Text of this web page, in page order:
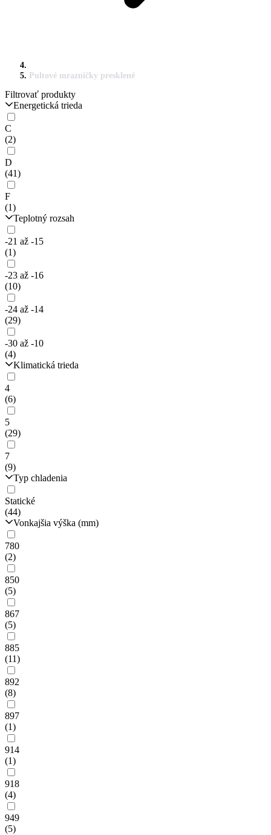
Pultové mrazničky presklené
Filtrovať produkty
Energetická trieda
C
(2)
D
(41)
F
(1)
Teplotný rozsah
-21 až -15
(1)
-23 až -16
(10)
-24 až -14
(29)
-30 až -10
(4)
Klimatická trieda
4
(6)
5
(29)
7
(9)
Typ chladenia
Statické
(44)
Vonkajšia výška (mm)
780
(2)
850
(5)
867
(5)
885
(11)
892
(8)
897
(1)
914
(1)
918
(4)
949
(5)